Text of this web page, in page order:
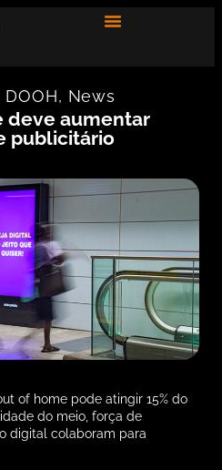
DOOH, News
deve aumentar
publicitário
of home pode atingir 15% do
do meio, força de
digital colaboram para